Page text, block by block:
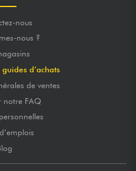
nous
nous ?
d’achats
de ventes
notre FAQ